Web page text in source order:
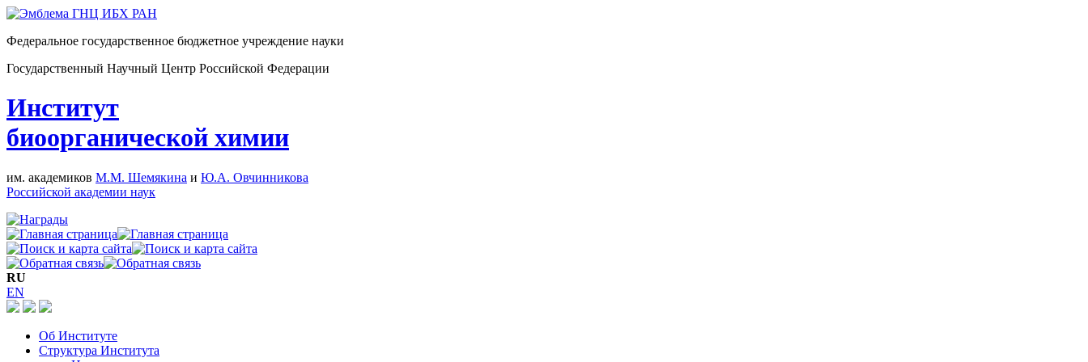
Федеральное государственное бюджетное учреждение науки
Государственный Научный Центр Российской Федерации
Институт
биоорганической химии
им. академиков М.М. Шемякина и Ю.А. Овчинникова
Российской академии наук
RU
EN
Об Институте
Структура Института